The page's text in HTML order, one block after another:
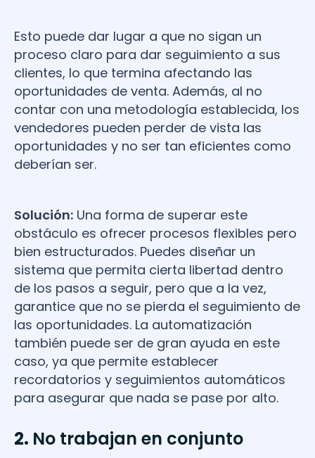
Esto puede dar lugar a que no sigan un
proceso claro para dar seguimiento a sus
clientes, lo que termina afectando las
oportunidades de venta. Además, al no
contar con una metodología establecida, los
vendedores pueden perder de vista las
oportunidades y no ser tan eficientes como
deberían ser.
Solución: Una forma de superar este
obstáculo es ofrecer procesos flexibles pero
bien estructurados. Puedes diseñar un
sistema que permita cierta libertad dentro
de los pasos a seguir, pero que a la vez,
garantice que no se pierda el seguimiento de
las oportunidades. La automatización
también puede ser de gran ayuda en este
caso, ya que permite establecer
recordatorios y seguimientos automáticos
para asegurar que nada se pase por alto.
2. No trabajan en conjunto